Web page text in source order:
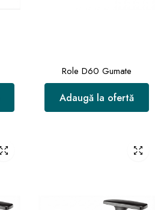
Role D60 Gumate
Adaugă la ofertă